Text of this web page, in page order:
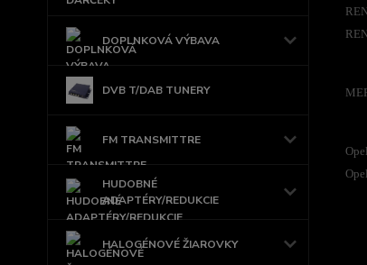
DOPLNKOVÁ VÝBAVA
DVB T/DAB TUNERY
FM TRANSMITTRE
HUDOBNÉ
ADAPTÉRY/REDUKCIE
HALOGÉNOVÉ ŽIAROVKY